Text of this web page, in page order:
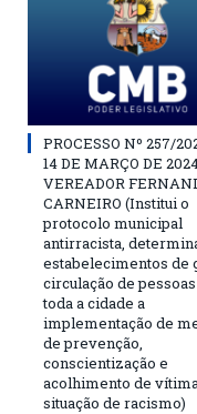
PROCESSO Nº 257/
14 DE MARÇO DE
VEREADOR
CARNEIRO (Institui o
protocolo municipal
antirracista,
estabelecimentos de
circulação de
toda a cidade a
implementação de
de prevenção,
conscientização e
acolhimento de
situação de racismo)